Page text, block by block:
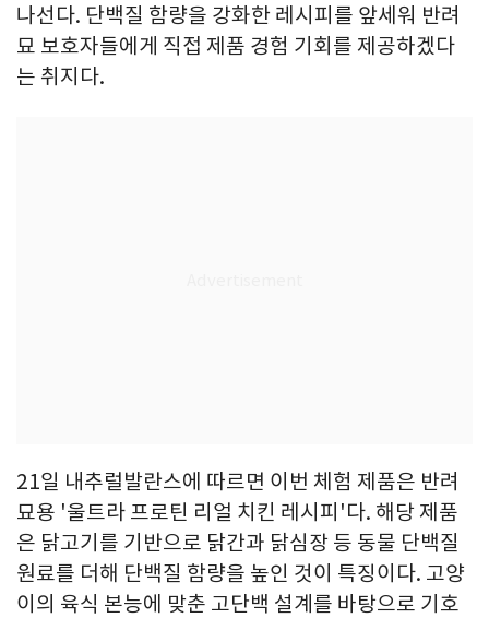
나선다. 단백질 함량을 강화한 레시피를 앞세워 반려
묘 보호자들에게 직접 제품 경험 기회를 제공하겠다
는 취지다.
21일 내추럴발란스에 따르면 이번 체험 제품은 반려
묘용 '울트라 프로틴 리얼 치킨 레시피'다. 해당 제품
은 닭고기를 기반으로 닭간과 닭심장 등 동물 단백질
원료를 더해 단백질 함량을 높인 것이 특징이다. 고양
이의 육식 본능에 맞춘 고단백 설계를 바탕으로 기호